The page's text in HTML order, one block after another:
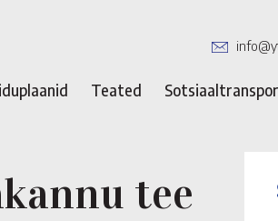
Teated
tee